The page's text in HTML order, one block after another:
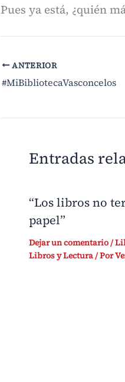
Pues ya está, ¿quién
ANTERIOR
#MiBibliotecaVasconcelos
Entradas
“Los libros no
papel”
Dejar un comentario/
Libros y Lectura/ Por